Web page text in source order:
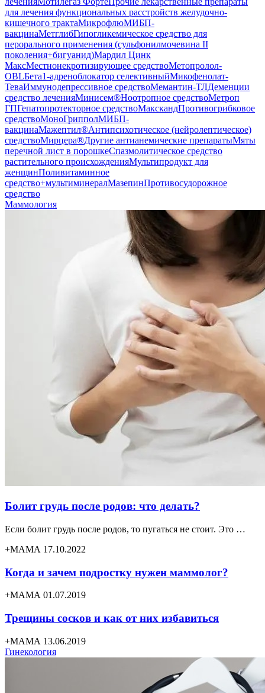
для лечения функциональных расстройств желудочно-
кишечного трактаМикрофлюМИБП-
вакцинаМетглибГипогликемическое средство для
перорального применения (сульфонилмочевина II
поколения+бигуанид)Мардил Цинк
МаксМестнонекротизирующее средствоМетопролол-
OBLБета1-адреноблокатор селективныйМикофенолат-
ТеваИммунодепрессивное средствоМемантин-ТЛДеменции
средство леченияМинисем®Ноотропное средствоМетроп
ГПГепатопротекторное средствоМакскандПротивогрибковое
средствоМоноГрипполМИБП-
вакцинаМажептил®Антипсихотическое (нейролептическое)
средствоМирцера®Другие антианемические препаратыМяты
перечной лист в порошкеСпазмолитическое средство
растительного происхожденияМультипродукт для
женщинПоливитаминное
средство+мультиминералМазепинПротивосудорожное
средство
Маммология
Болит грудь после родов: что делать?
Если болит грудь после родов, то пугаться не стоит. Это …
+МАМА 17.10.2022
Когда и зачем подростку нужен маммолог?
+МАМА 01.07.2019
Трещины сосков и как от них избавиться
+МАМА 13.06.2019
Гинекология